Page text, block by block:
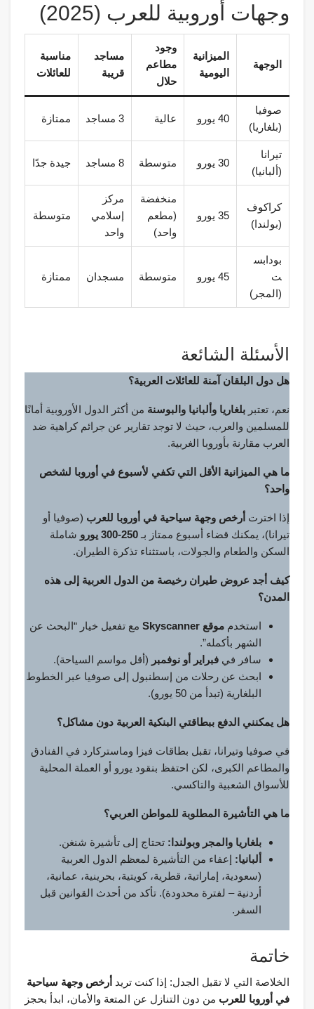
وجهات أوروبية للعرب (2025)
الوجهة
الميزانية
اليومية
وجود
مطاعم
حلال
مساجد
قريبة
مناسبة
للعائلات
صوفيا
(بلغاريا)
40 يورو عالية 3 مساجد ممتازة
تيرانا
(ألبانيا)
30 يورو متوسطة 8 مساجد جيدة جدًا
كراكوف
(بولندا)
35 يورو
منخفضة
(مطعم
واحد)
مركز
إسلامي
واحد
متوسطة
بودابس
ت
(المجر)
45 يورو متوسطة مسجدان ممتازة
الأسئلة الشائعة
هل دول البلقان آمنة للعائلات العربية؟
نعم، تعتبر بلغاريا وألبانيا والبوسنة من أكثر الدول الأوروبية أمانًا
للمسلمين والعرب، حيث لا توجد تقارير عن جرائم كراهية ضد
العرب مقارنة بأوروبا الغربية.
ما هي الميزانية الأقل التي تكفي لأسبوع في أوروبا لشخص
واحد؟
إذا اخترت أرخص وجهة سياحية في أوروبا للعرب (صوفيا أو
تيرانا)، يمكنك قضاء أسبوع ممتاز بـ 250-300 يورو
شاملة
السكن والطعام والجولات، باستثناء تذكرة الطيران.
كيف أجد عروض طيران رخيصة من الدول العربية إلى هذه
المدن؟
استخدم موقع Skyscanner
مع تفعيل خيار “البحث عن
الشهر بأكمله”.
سافر في فبراير أو نوفمبر (أقل مواسم السياحة).
ابحث عن رحلات من إسطنبول إلى صوفيا عبر الخطوط
البلغارية (تبدأ من 50 يورو).
هل يمكنني الدفع ببطاقتي البنكية العربية دون مشاكل؟
في صوفيا وتيرانا، تقبل بطاقات فيزا وماستركارد في الفنادق
والمطاعم الكبرى، لكن احتفظ بنقود يورو أو العملة المحلية
للأسواق الشعبية والتاكسي.
ما هي التأشيرة المطلوبة للمواطن العربي؟
بلغاريا والمجر وبولندا: تحتاج إلى تأشيرة شنغن.
ألبانيا: إعفاء من التأشيرة لمعظم الدول العربية
(سعودية، إماراتية، قطرية، كويتية، بحرينية، عمانية،
أردنية – لفترة محدودة). تأكد من أحدث القوانين قبل
السفر.
خاتمة
الخلاصة التي لا تقبل الجدل: إذا كنت تريد أرخص وجهة سياحية
في أوروبا للعرب من دون التنازل عن المتعة والأمان، ابدأ بحجز